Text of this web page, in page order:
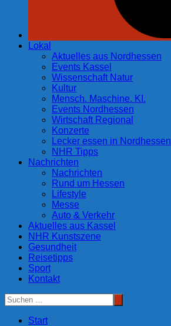
Lokal
Aktuelles aus Nordhessen
Events Kassel
Wissenschaft Natur
Kultur
Mensch. Maschine. KI.
Events Nordhessen
Wirtschaft Regional
Konzerte
Lecker essen in Nordhessen
NHR Tipps
Nachrichten
Nachrichten
Rund um Hessen
Lifestyle
Messe
Auto & Verkehr
Aktuelles aus Kassel
NHR Kunstszene
Gesundheit
Reisetipps
Sport
Kontakt
Start